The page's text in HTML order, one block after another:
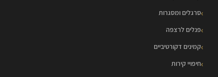
סרגלים ומסגרות
פנלים לרצפה
קמינים דקורטיביים
חיפויי קירות